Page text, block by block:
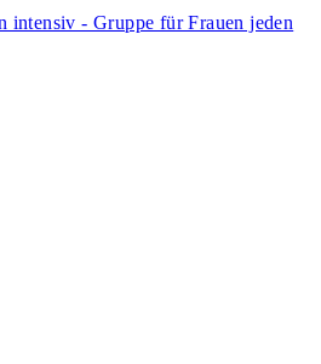
intensiv - Gruppe für Frauen jeden